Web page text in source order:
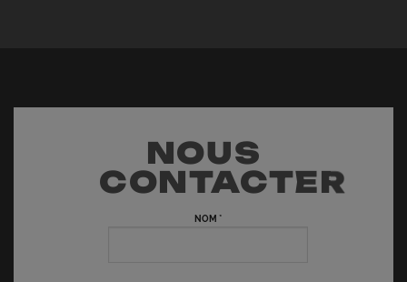
NOUS
CONTACTER
NOM *